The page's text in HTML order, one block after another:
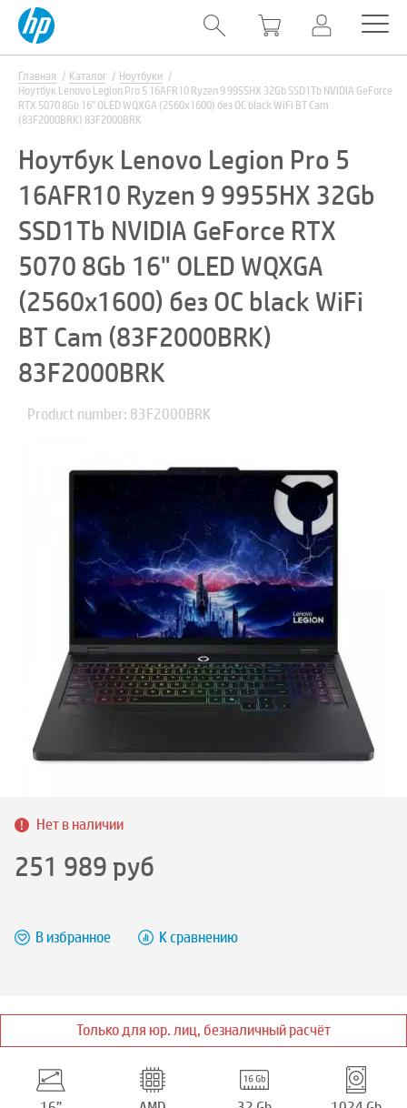
Главная Каталог
Ноутбуки
Ноутбук Lenovo Legion Pro 5 16AFR10 Ryzen 9 9955HX 32Gb SSD1Tb NVIDIA GeForce
RTX 5070 8Gb 16" OLED WQXGA (2560x1600) без ОС black WiFi BT Cam
(83F2000BRK) 83F2000BRK
Ноутбук Lenovo Legion Pro 5
16AFR10 Ryzen 9 9955HX 32Gb
SSD1Tb NVIDIA GeForce RTX
5070 8Gb 16" OLED WQXGA
(2560x1600) без ОС black WiFi
BT Cam (83F2000BRK)
83F2000BRK
Product number: 83F2000BRK
Нет в наличии
251 989 руб
В избранное К сравнению
Только для юр. лиц, безналичный расчёт